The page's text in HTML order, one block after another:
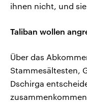
ihnen nicht, und
Taliban wollen
Über das
Stammesältesten,
Dschirga